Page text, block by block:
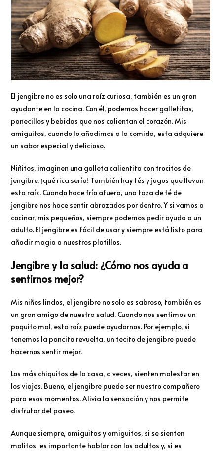
El jengibre no es solo una raíz curiosa, también es un gran
ayudante en la cocina. Con él, podemos hacer galletitas,
panecillos y bebidas que nos calientan el corazón. Mis
amiguitos, cuando lo añadimos a la comida, esta adquiere
un sabor especial y delicioso.
Niñitos, imaginen una galleta calientita con trocitos de
jengibre, ¡qué rica sería! También hay tés y jugos que llevan
esta raíz. Cuando hace frío afuera, una taza de té de
jengibre nos hace sentir abrazados por dentro. Y si vamos a
cocinar, mis pequeños, siempre podemos pedir ayuda a un
adulto. El jengibre es fácil de usar y siempre está listo para
añadir magia a nuestros platillos.
Jengibre y la salud: ¿Cómo nos ayuda a
sentirnos mejor?
Mis niños lindos, el jengibre no solo es sabroso, también es
un gran amigo de nuestra salud. Cuando nos sentimos un
poquito mal, esta raíz puede ayudarnos. Por ejemplo, si
tenemos la pancita revuelta, un tecito de jengibre puede
hacernos sentir mejor.
Los más chiquitos de la casa, a veces, sienten malestar en
los viajes. Bueno, el jengibre puede ser nuestro compañero
para esos momentos. Alivia la sensación y nos permite
disfrutar del paseo.
Aunque siempre, amiguitas y amiguitos, si se sienten
malitos, es importante hablar con los adultos y, si es